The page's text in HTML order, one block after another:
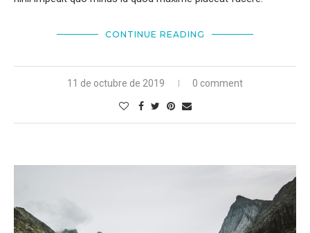
CONTINUE READING
11 de octubre de 2019 0 comment